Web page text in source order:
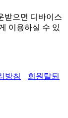
받으면 디바이스
이용하실 수 있
방침 회원탈퇴